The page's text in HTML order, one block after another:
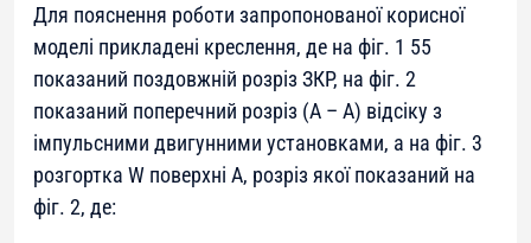
Для пояснення роботи запропонованої корисної
моделі прикладені креслення, де на фіг. 1 55
показаний поздовжній розріз ЗКР, на фіг. 2
показаний поперечний розріз (А – А) відсіку з
імпульсними двигунними установками, а на фіг. 3
розгортка W поверхні А, розріз якої показаний на
фіг. 2, де: